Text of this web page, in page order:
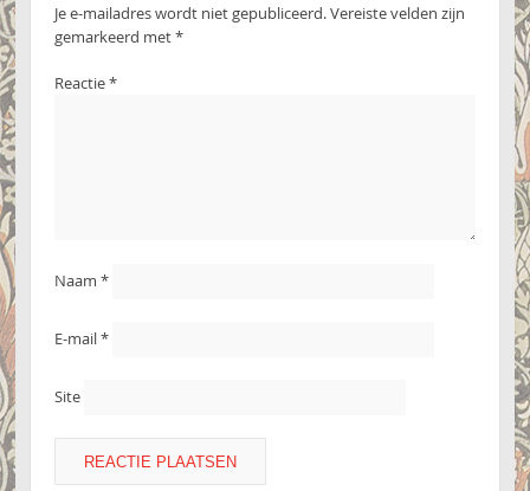
Je e-mailadres wordt niet gepubliceerd.Vereiste velden zijn
gemarkeerd met*
Reactie*
Naam *
E-mail*
Site